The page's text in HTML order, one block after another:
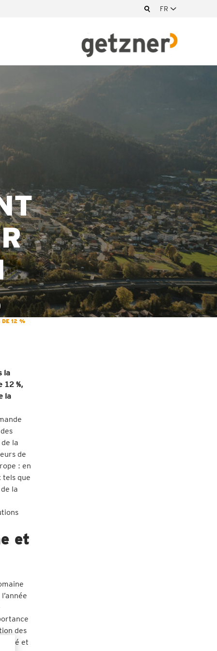
FR
DE 12 %
la
12 %,
la
la
de
: en
tels que
la
et
des
et